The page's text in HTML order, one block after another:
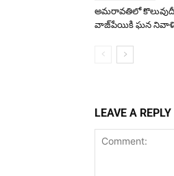
అమరావతిలో
వాజ్‌పేయికి ఘన
LEAVE A REPLY